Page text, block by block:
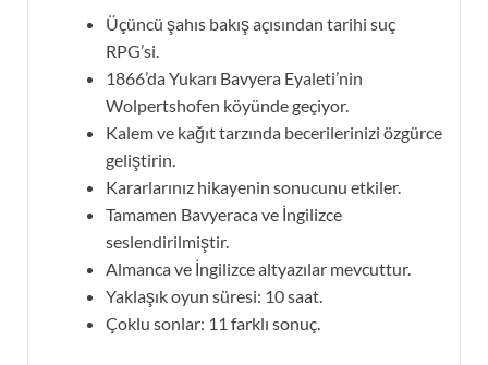
Üçüncü şahıs bakış açısından tarihi suç
RPG’si.
1866’da Yukarı Bavyera Eyaleti’nin
Wolpertshofen köyünde geçiyor.
Kalem ve kağıt tarzında becerilerinizi özgürce
geliştirin.
Kararlarınız hikayenin sonucunu etkiler.
Tamamen Bavyeraca ve İngilizce
seslendirilmiştir.
Almanca ve İngilizce altyazılar mevcuttur.
Yaklaşık oyun süresi: 10 saat.
Çoklu sonlar: 11 farklı sonuç.